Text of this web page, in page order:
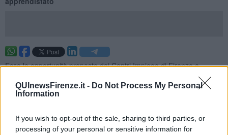
QUInewsFirenze.it - Do Not Process My Personal
Information
If you wish to opt-out of the sale, sharing to third parties, or
processing of your personal or sensitive information for
Ecco le opportunità proposte dai Centri Impiego di Firenze e
provincia per la settimana 27 del 2026 (dal 05 July 2026 al 11 July
2026), lavori a tempo indeterminato e determinato ed
apprendistato.
Questa settimana: